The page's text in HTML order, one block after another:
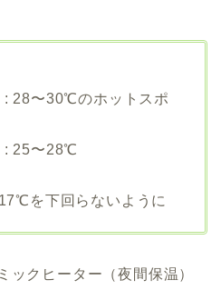
: 28〜30℃のホットスポ
: 25〜28℃
を下回らないように
ックヒーター（夜間保温）